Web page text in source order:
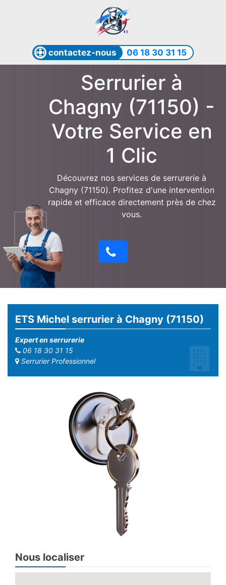
contactez-nous 06 18 30 31 15
Serrurier à
Chagny (71150) -
Votre Service en
1 Clic
Découvrez nos services de serrurerie à
Chagny (71150). Profitez d'une intervention
rapide et efficace directement près de chez
vous.
ETS Michel serrurier à Chagny (71150)
Expert en serrurerie
06 18 30 31 15
Serrurier Professionnel
Nous localiser